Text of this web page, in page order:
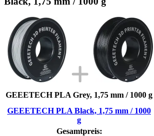
GEEETECH PLA Grey, 1,75 mm / 1000 g
GEEETECH PLA Black, 1,75 mm / 1000
g
Gesamtpreis: